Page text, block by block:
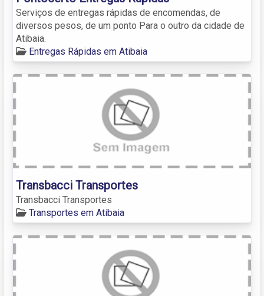
Serviços de entregas rápidas de encomendas, de
diversos pesos, de um ponto Para o outro da cidade de
Atibaia.
Entregas Rápidas em Atibaia
Transbacci Transportes
Transbacci Transportes
Transportes em Atibaia